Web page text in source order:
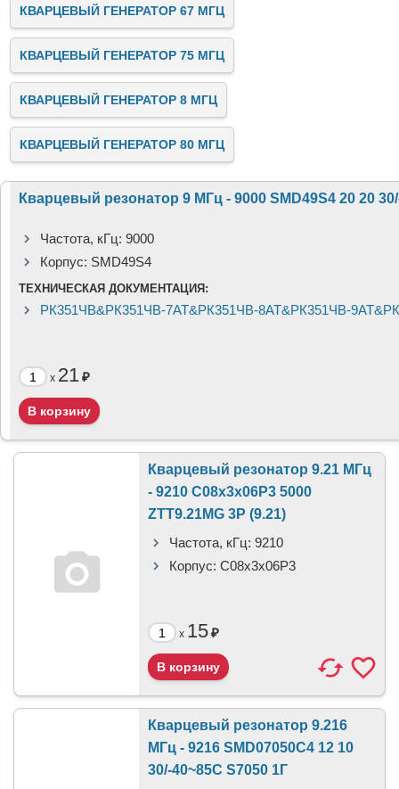
КВАРЦЕВЫЙ ГЕНЕРАТОР 67 МГЦ
КВАРЦЕВЫЙ ГЕНЕРАТОР 75 МГЦ
КВАРЦЕВЫЙ ГЕНЕРАТОР 8 МГЦ
КВАРЦЕВЫЙ ГЕНЕРАТОР 80 МГЦ
Кварцевый резонатор 9 МГц - 9000 SMD49S4 20 20
Частота, кГц: 9000
Корпус: SMD49S4
ТЕХНИЧЕСКАЯ ДОКУМЕНТАЦИЯ:
РК351ЧВ&РК351ЧВ-7АТ&РК351ЧВ-8АТ&РК351ЧВ-
x 21₽
Кварцевый резонатор 9.21 МГц
- 9210 C08x3x06P3 5000
ZTT9.21MG 3P (9.21)
Частота, кГц: 9210
Корпус: C08x3x06P3
x 15₽
Кварцевый резонатор 9.216
МГц - 9216 SMD07050C4 12 10
30/-40~85C S7050 1Г